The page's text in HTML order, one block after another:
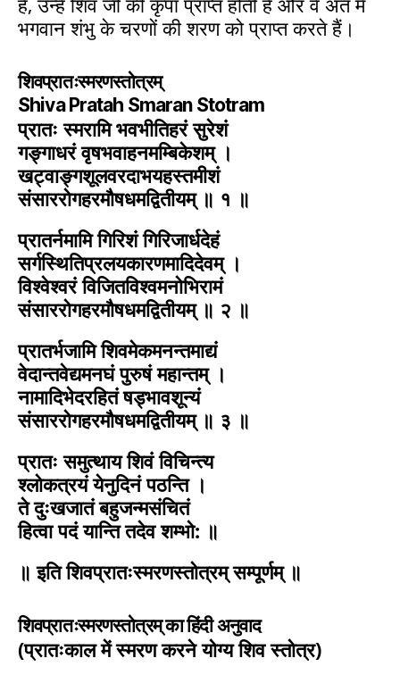
भगवान शंभु के चरणों की शरण को प्राप्त करते हैं।
शिवप्रातःस्मरणस्तोत्रम्
Shiva Pratah Smaran Stotram
प्रातः स्मरामि भवभीतिहरं सुरेशं
गङ्गाधरं वृषभवाहनमम्बिकेशम् ।
खट्वाङ्गशूलवरदाभयहस्तमीशं
संसाररोगहरमौषधमद्वितीयम् ॥ १ ॥
प्रातर्नमामि गिरिशं गिरिजार्धदेहं
सर्गस्थितिप्रलयकारणमादिदेवम् ।
विश्वेश्वरं विजितविश्वमनोभिरामं
संसाररोगहरमौषधमद्वितीयम् ॥ २ ॥
प्रातर्भजामि शिवमेकमनन्तमाद्यं
वेदान्तवेद्यमनघं पुरुषं महान्तम् ।
नामादिभेदरहितं षड्भावशून्यं
संसाररोगहरमौषधमद्वितीयम् ॥ ३ ॥
प्रातः समुत्थाय शिवं विचिन्त्य
श्लोकत्रयं येनुदिनं पठन्ति ।
ते दुःखजातं बहुजन्मसंचितं
हित्वा पदं यान्ति तदेव शम्भो: ॥
॥ इति शिवप्रातःस्मरणस्तोत्रम् सम्पूर्णम् ॥
शिवप्रातःस्मरणस्तोत्रम्काहिंदी अनुवाद
(प्रातःकाल में स्मरण करने योग्य शिव स्तोत्र)